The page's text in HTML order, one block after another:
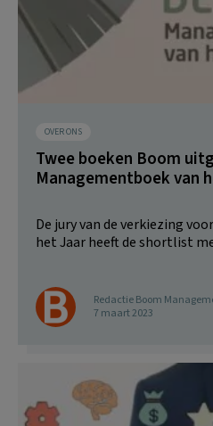
OVER ONS
Twee boeken Boom
Managementboek van
De jury van de verkiezing
het Jaar heeft de shortlist
Redactie Boom
7 maart 2023